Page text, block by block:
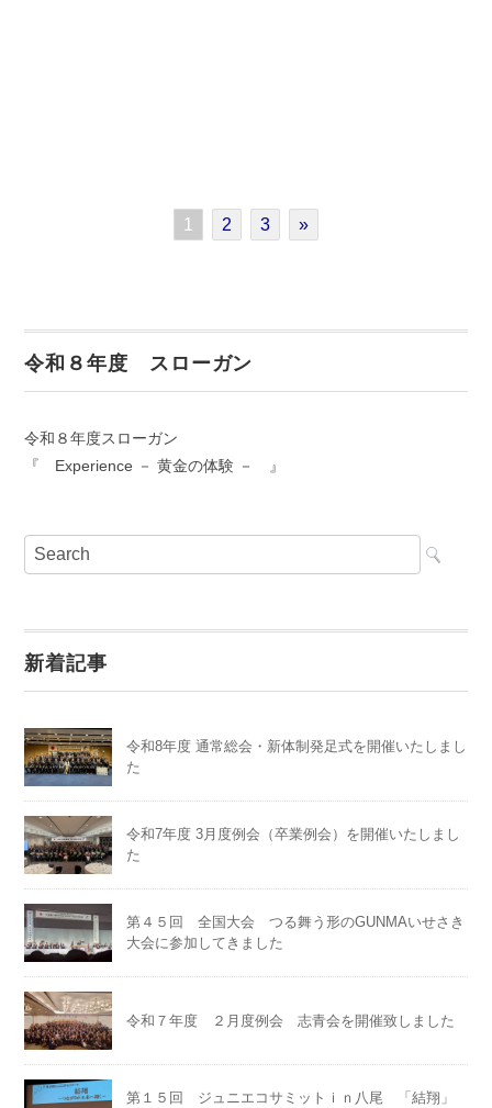
1 2 3 »
令和８年度 スローガン
令和８年度スローガン
『 Experience － 黄金の体験 － 』
新着記事
令和8年度 通常総会・新体制発足式を開催いたしまし
た
令和7年度 3月度例会（卒業例会）を開催いたしまし
た
第４５回 全国大会 つる舞う形のGUNMAいせさき
大会に参加してきました
令和７年度 ２月度例会 志青会を開催致しました
第１５回 ジュニエコサミットｉｎ八尾 「結翔」